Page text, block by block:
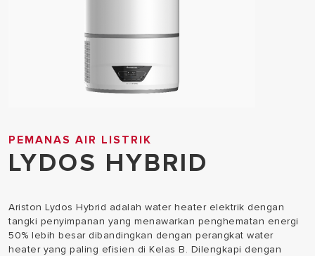
PEMANAS AIR LISTRIK
LYDOS HYBRID
Ariston Lydos Hybrid adalah water heater elektrik dengan
tangki penyimpanan yang menawarkan penghematan energi
50% lebih besar dibandingkan dengan perangkat water
heater yang paling efisien di Kelas B. Dilengkapi dengan